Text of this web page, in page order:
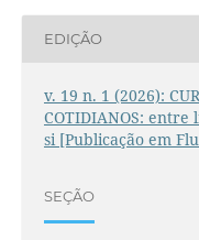
EDIÇÃO
v. 19 n. 1 (2026):
COTIDIANOS: entre
si [Publicação em
SEÇÃO